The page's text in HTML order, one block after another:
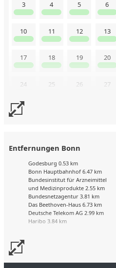
3 4 5 6
10 11 12 13
17 18 19 20
24 25 26 27
Entfernungen Bonn
Godesburg 0.53 km
Bonn Hauptbahnhof 6.47 km
Bundesinstitut für Arzneimittel
und Medizinprodukte 2.55 km
Bundesnetzagentur 3.81 km
Das Beethoven-Haus 6.73 km
Deutsche Telekom AG 2.99 km
Haribo 3.84 km